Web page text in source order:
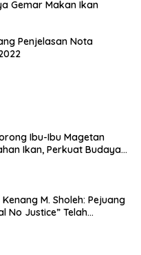
Gemar Makan Ikan
Penjelasan Nota
Ibu-Ibu Magetan
Ikan, Perkuat Budaya
M. Sholeh: Pejuang
No Justice” Telah